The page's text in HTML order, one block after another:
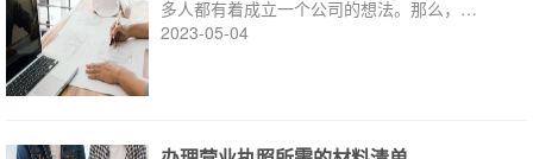
多人都有着成立一个公司的想法。那么，上
海注册公司流程和费用标准是怎样的呢?
2023-05-04